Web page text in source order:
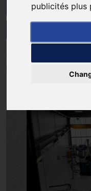
publicités plus
ORNE
CONSTRUCTION
Construction d’une